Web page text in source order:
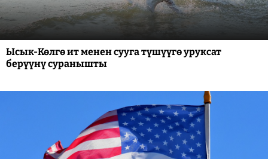
Ысык-Көлгө ит менен сууга түшүүгө уруксат
берүүнү суранышты